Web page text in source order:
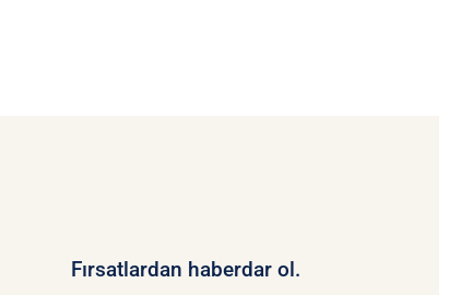
Fırsatlardan haberdar ol.